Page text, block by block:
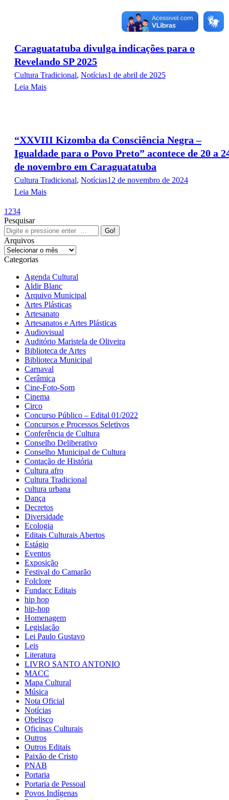
Caraguatatuba divulga indicações para o
Revelando SP 2025
Cultura Tradicional, Notícias1 de abril de 2025
Leia Mais
“XXVIII Kizomba da Consciência Negra –
Igualdade para o Povo Preto” acontece de 20 a
de novembro em Caraguatatuba
Cultura Tradicional, Notícias12 de novembro de 2024
Leia Mais
1 234
Pesquisar
Search:
Arquivos
Arquivos
Categorias
Agenda Cultural
Aldir Blanc
Arquivo Municipal
Artes Plásticas
Artesanato
Artesanatos e Artes Plásticas
Audiovisual
Auditório Maristela de Oliveira
Biblioteca de Artes
Biblioteca Municipal
Carnaval
Cerâmica
Cine-Foto-Som
Cinema
Circo
Concurso Público – Edital 01/2022
Concursos e Processos Seletivos
Conferência de Cultura
Conselho Deliberativo
Conselho Municipal de Cultura
Contação de História
Cultura afro
Cultura Tradicional
cultura urbana
Dança
Decretos
Diversidade
Ecologia
Editais Culturais Abertos
Estágio
Eventos
Exposição
Festival do Camarão
Folclore
Fundacc Editais
hip hop
hip-hop
Homenagem
Legislação
Lei Paulo Gustavo
Leis
Literatura
LIVRO SANTO ANTONIO
MACC
Mapa Cultural
Música
Nota Oficial
Notícias
Obelisco
Oficinas Culturais
Outros
Outros Editais
Paixão de Cristo
PNAB
Portaria
Portaria de Pessoal
Povos Indígenas